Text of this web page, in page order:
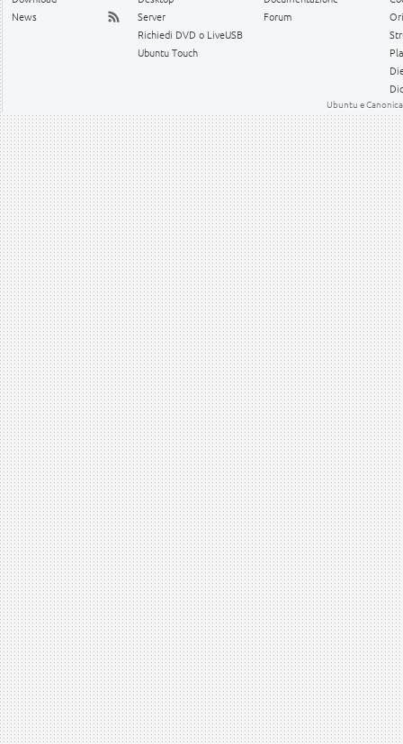
News
Server
Richiedi DVD o LiveUSB
Ubuntu Touch
Forum
Ubuntu e